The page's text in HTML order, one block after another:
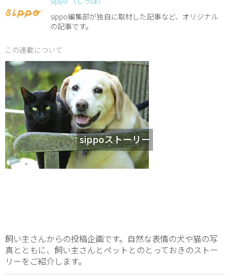
sippo編集部が独自に取材した記事など、オリジナル
の記事です。
この連載について
sippoストーリー
飼い主さんからの投稿企画です。自然な表情の犬や猫の写
真とともに、飼い主さんとペットとのとっておきのストー
リーをご紹介します。